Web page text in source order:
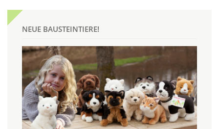
NEUE BAUSTEINTIERE!